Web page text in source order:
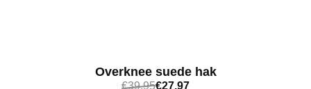
Overknee suede hak
€39,95€27,97